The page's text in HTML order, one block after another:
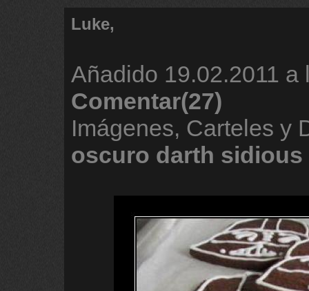
Luke,
Añadido 19.02.2011 a
Comentar(27)
Imágenes, Carteles y
oscuro darth sidious